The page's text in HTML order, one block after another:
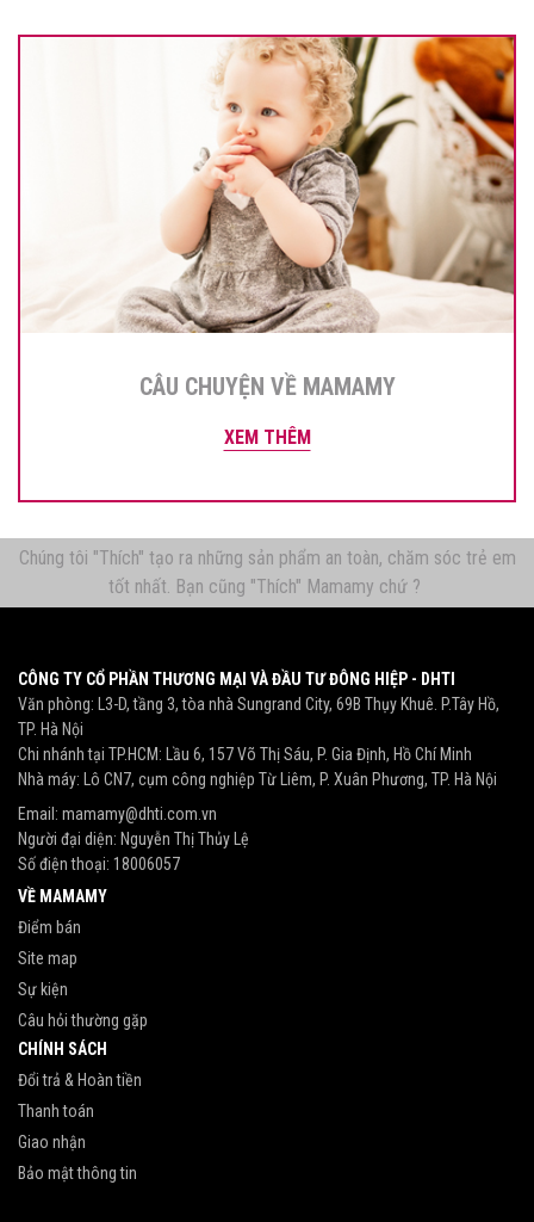
CÂU CHUYỆN VỀ MAMAMY
XEM THÊM
Chúng tôi "Thích" tạo ra những sản phẩm an toàn, chăm sóc trẻ em
tốt nhất. Bạn cũng "Thích" Mamamy chứ ?
CÔNG TY CỔ PHẦN THƯƠNG MẠI VÀ ĐẦU TƯ ĐÔNG HIỆP - DHTI
Văn phòng: L3-D, tầng 3, tòa nhà Sungrand City, 69B Thụy Khuê. P.Tây Hồ,
TP. Hà Nội
Chi nhánh tại TP.HCM: Lầu 6, 157 Võ Thị Sáu, P. Gia Định, Hồ Chí Minh
Nhà máy: Lô CN7, cụm công nghiệp Từ Liêm, P. Xuân Phương, TP. Hà Nội
Email: mamamy@dhti.com.vn
Người đại diện: Nguyễn Thị Thủy Lệ
Số điện thoại: 18006057
VỀ MAMAMY
Điểm bán
Site map
Sự kiện
Câu hỏi thường gặp
CHÍNH SÁCH
Đổi trả & Hoàn tiền
Thanh toán
Giao nhận
Bảo mật thông tin